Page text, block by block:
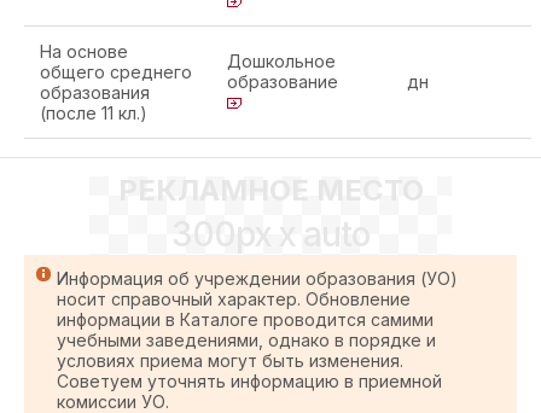
На основе
общего среднего
образования
(после 11 кл.)
Дошкольное
образование
дн
РЕКЛАМНОЕ МЕСТО
300px x auto
Информация об учреждении образования (УО)
носит справочный характер. Обновление
информации в Каталоге проводится самими
учебными заведениями, однако в порядке и
условиях приема могут быть изменения.
Советуем уточнять информацию в приемной
комиссии УО.